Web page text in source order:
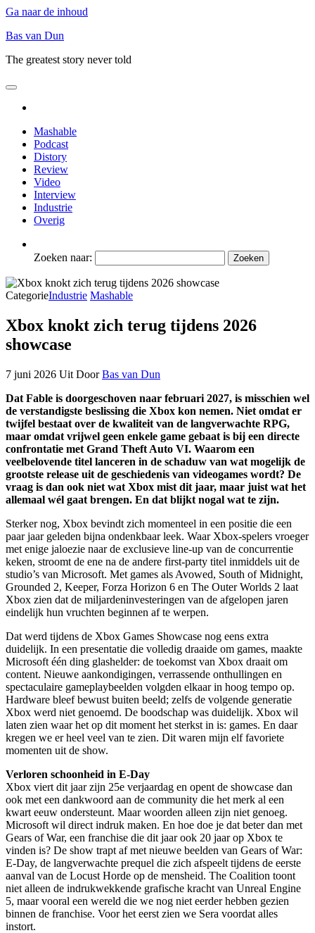
Ga naar de inhoud
Bas van Dun
The greatest story never told
Mashable
Podcast
Distory
Review
Video
Interview
Industrie
Overig
Zoeken naar:
CategorieIndustrie Mashable
Xbox knokt zich terug tijdens 2026
showcase
7 juni 2026 Uit Door Bas van Dun
Dat Fable is doorgeschoven naar februari 2027, is misschien wel
de verstandigste beslissing die Xbox kon nemen. Niet omdat er
twijfel bestaat over de kwaliteit van de langverwachte RPG,
maar omdat vrijwel geen enkele game gebaat is bij een directe
confrontatie met Grand Theft Auto VI. Waarom een
veelbelovende titel lanceren in de schaduw van wat mogelijk de
grootste release uit de geschiedenis van videogames wordt? De
vraag is dan ook niet wat Xbox mist dit jaar, maar juist wat het
allemaal wél gaat brengen. En dat blijkt nogal wat te zijn.
Sterker nog, Xbox bevindt zich momenteel in een positie die een
paar jaar geleden bijna ondenkbaar leek. Waar Xbox-spelers vroeger
met enige jaloezie naar de exclusieve line-up van de concurrentie
keken, stroomt de ene na de andere first-party titel inmiddels uit de
studio’s van Microsoft. Met games als Avowed, South of Midnight,
Grounded 2, Keeper, Forza Horizon 6 en The Outer Worlds 2 laat
Xbox zien dat de miljardeninvesteringen van de afgelopen jaren
eindelijk hun vruchten beginnen af te werpen.
Dat werd tijdens de Xbox Games Showcase nog eens extra
duidelijk. In een presentatie die volledig draaide om games, maakte
Microsoft één ding glashelder: de toekomst van Xbox draait om
content. Nieuwe aankondigingen, verrassende onthullingen en
spectaculaire gameplaybeelden volgden elkaar in hoog tempo op.
Hardware bleef bewust buiten beeld; zelfs de volgende generatie
Xbox werd niet genoemd. De boodschap was duidelijk. Xbox wil
laten zien waar het op dit moment het sterkst in is: games. En daar
kregen we er heel veel van te zien. Dit waren mijn elf favoriete
momenten uit de show.
Verloren schoonheid in E-Day
Xbox viert dit jaar zijn 25e verjaardag en opent de showcase dan
ook met een dankwoord aan de community die het merk al een
kwart eeuw ondersteunt. Maar woorden alleen zijn niet genoeg.
Microsoft wil direct indruk maken. En hoe doe je dat beter dan met
Gears of War, een franchise die dit jaar ook 20 jaar op Xbox te
vinden is? De show trapt af met nieuwe beelden van Gears of War:
E-Day, de langverwachte prequel die zich afspeelt tijdens de eerste
aanval van de Locust Horde op de mensheid. The Coalition toont
niet alleen de indrukwekkende grafische kracht van Unreal Engine
5, maar vooral een wereld die we nog niet eerder hebben gezien
binnen de franchise. Voor het eerst zien we Sera voordat alles
instort.